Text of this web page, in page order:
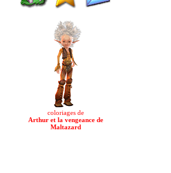
coloriages de
Arthur et la vengeance de
Maltazard